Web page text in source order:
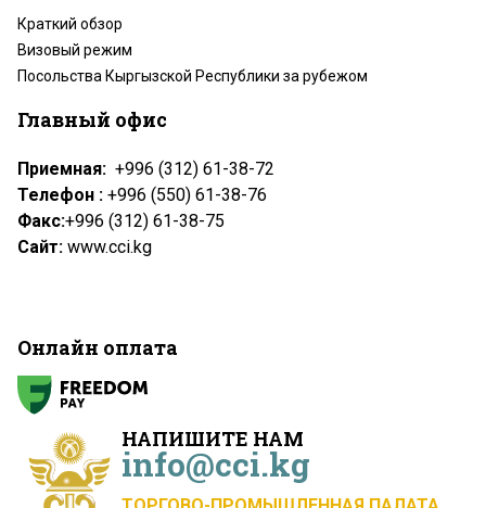
НАПИШИТЕ НАМ
info@cci.kg
Краткий обзор
Визовый режим
Посольства Кыргызской Республики за рубежом
Главный офис
Приемная: +996 (312) 61-38-72
Телефон : +996 (550) 61-38-76
Факс:+996 (312) 61-38-75
Сайт: www.cci.kg
Онлайн оплата